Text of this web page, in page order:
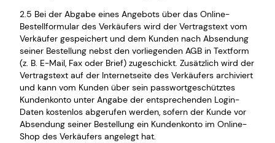
2.5 Bei der Abgabe eines Angebots über das Online-
Bestellformular des Verkäufers wird der Vertragstext vom
Verkäufer gespeichert und dem Kunden nach Absendung
seiner Bestellung nebst den vorliegenden AGB in Textform
(z. B. E-Mail, Fax oder Brief) zugeschickt. Zusätzlich wird der
Vertragstext auf der Internetseite des Verkäufers archiviert
und kann vom Kunden über sein passwortgeschütztes
Kundenkonto unter Angabe der entsprechenden Login-
Daten kostenlos abgerufen werden, sofern der Kunde vor
Absendung seiner Bestellung ein Kundenkonto im Online-
Shop des Verkäufers angelegt hat.